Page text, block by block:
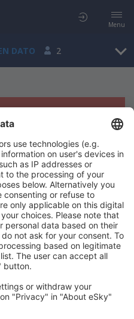
Menu
DATO 2
resultater
forbeholdt.